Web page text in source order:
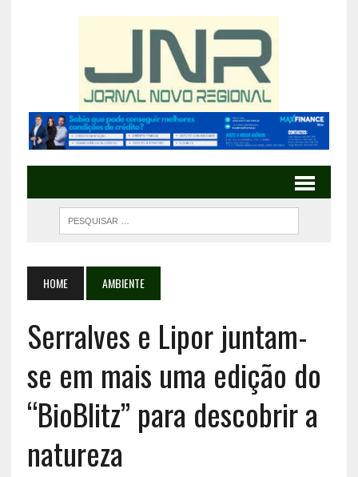
HOME AMBIENTE
Serralves e Lipor juntam-
se em mais uma edição do
“BioBlitz” para descobrir a
natureza